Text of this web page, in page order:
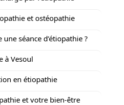
et ostéopathie
séance d’étiopathie ?
à Vesoul
en étiopathie
et votre bien-être